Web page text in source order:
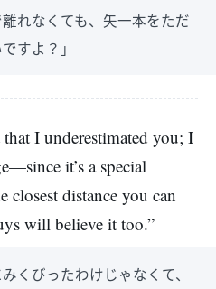
れなくても、矢一本をただ
すよ？」
I underestimated you; I
it’s a special
closest distance you can
will believe it too.”
くびったわけじゃなくて、